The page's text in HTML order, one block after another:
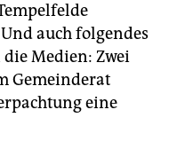
auch folgendes
Medien: Zwei
Gemeinderat
eine